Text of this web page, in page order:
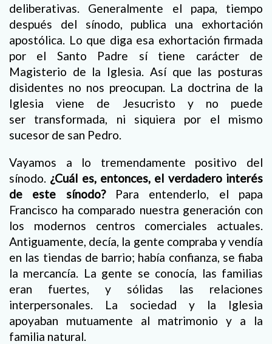
deliberativas. Generalmente el papa, tiempo
después del sínodo, publica una exhortación
apostólica. Lo que diga esa exhortación firmada
por el Santo Padre sí tiene carácter de
Magisterio de la Iglesia. Así que las posturas
disidentes no nos preocupan. La doctrina de la
Iglesia viene de Jesucristo y no puede
ser transformada, ni siquiera por el mismo
sucesor de san Pedro.
Vayamos a lo tremendamente positivo del
sínodo. ¿Cuál es, entonces, el verdadero interés
de este sínodo?Para entenderlo, el papa
Francisco ha comparado nuestra generación con
los modernos centros comerciales actuales.
Antiguamente, decía, la gente compraba y vendía
en las tiendas de barrio; había confianza, se fiaba
la mercancía. La gente se conocía, las familias
eran fuertes, y sólidas las relaciones
interpersonales. La sociedad y la Iglesia
apoyaban mutuamente al matrimonio y a la
familia natural.